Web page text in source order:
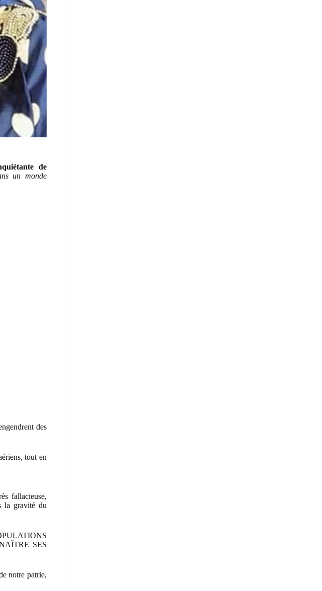
de
un monde
des
tout en
fallacieuse,
la gravité du
SES
notre patrie,